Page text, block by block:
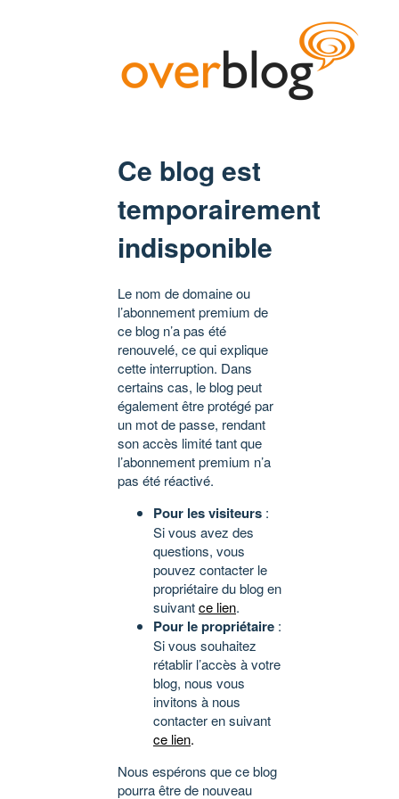
Ce blog est
temporairement
indisponible
Le nom de domaine ou
l’abonnement premium de
ce blog n’a pas été
renouvelé, ce qui explique
cette interruption. Dans
certains cas, le blog peut
également être protégé par
un mot de passe, rendant
son accès limité tant que
l’abonnement premium n’a
pas été réactivé.
Pour les visiteurs :
Si vous avez des
questions, vous
pouvez contacter le
propriétaire du blog en
suivantce lien.
Pour le propriétaire :
Si vous souhaitez
rétablir l’accès à votre
blog, nous vous
invitons à nous
contacter en suivant
ce lien.
Nous espérons que ce blog
pourra être de nouveau